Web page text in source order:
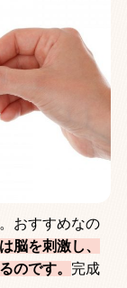
おすすめなの
脳を刺激し、
のです。 完成